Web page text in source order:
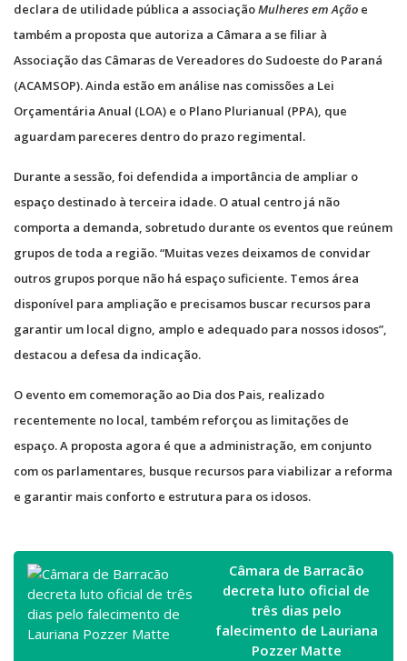
declara de utilidade pública a associaçãoMulheres em Ação e
também a proposta que autoriza a Câmara a se filiar à
Associação das Câmaras de Vereadores do Sudoeste do Paraná
(ACAMSOP). Ainda estão em análise nas comissões a Lei
Orçamentária Anual (LOA) e o Plano Plurianual (PPA), que
aguardam pareceres dentro do prazo regimental.
Durante a sessão, foi defendida a importância de ampliar o
espaço destinado à terceira idade. O atual centro já não
comporta a demanda, sobretudo durante os eventos que reúnem
grupos de toda a região. “Muitas vezes deixamos de convidar
outros grupos porque não há espaço suficiente. Temos área
disponível para ampliação e precisamos buscar recursos para
garantir um local digno, amplo e adequado para nossos idosos”,
destacou a defesa da indicação.
O evento em comemoração ao Dia dos Pais, realizado
recentemente no local, também reforçou as limitações de
espaço. A proposta agora é que a administração, em conjunto
com os parlamentares, busque recursos para viabilizar a reforma
e garantir mais conforto e estrutura para os idosos.
Câmara de Barracão
decreta luto oficial de
três dias pelo
falecimento de Lauriana
Pozzer Matte